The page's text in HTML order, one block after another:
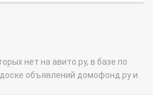
нет на авито.ру, в базе по
объявлений домофонд.ру и